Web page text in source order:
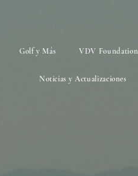
Golf y Más VDV Foundation
Noticias y Actualizaciones